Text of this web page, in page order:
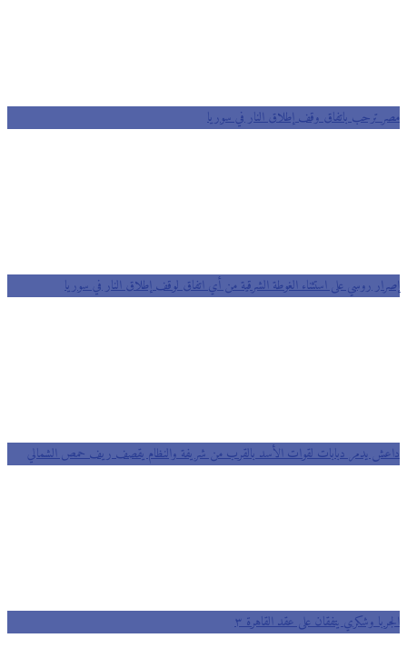
مصر ترحب باتفاق وقف إطلاق النار في سوريا
إصرار روسي على استثناء الغوطة الشرقية من أي اتفاق لوقف إطلاق النار في سوريا
داعش يدمر دبابات لقوات الأسد بالقرب من شريفة والنظام يقصف ريف حمص الشمالي
الجربا وشكري يتفقان على عقد القاهرة ٣